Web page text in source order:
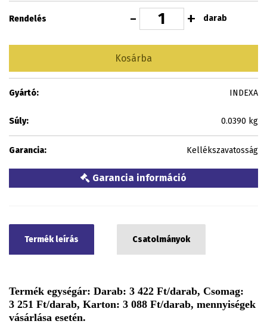
Rendelés - + darab
Kosárba
Gyártó: INDEXA
Súly: 0.0390 kg
Garancia: Kellékszavatosság
Garancia információ
Termék leírás Csatolmányok
Termék egységár: Darab: 3 422 Ft/darab, Csomag:
3 251 Ft/darab, Karton: 3 088 Ft/darab, mennyiségek
vásárlása esetén.